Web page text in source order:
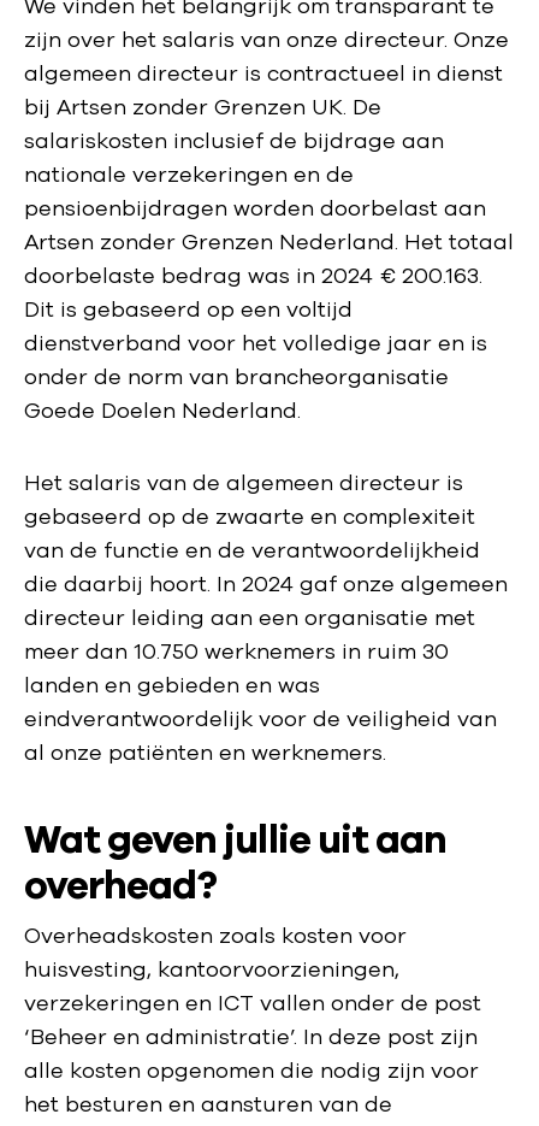
We vinden het belangrijk om transparant te
zijn over het salaris van onze directeur. Onze
algemeen directeur is contractueel in dienst
bij Artsen zonder Grenzen UK. De
salariskosten inclusief de bijdrage aan
nationale verzekeringen en de
pensioenbijdragen worden doorbelast aan
Artsen zonder Grenzen Nederland. Het totaal
doorbelaste bedrag was in 2024 € 200.163.
Dit is gebaseerd op een voltijd
dienstverband voor het volledige jaar en is
onder de norm van brancheorganisatie
Goede Doelen Nederland.
Het salaris van de algemeen directeur is
gebaseerd op de zwaarte en complexiteit
van de functie en de verantwoordelijkheid
die daarbij hoort. In 2024 gaf onze algemeen
directeur leiding aan een organisatie met
meer dan 10.750 werknemers in ruim 30
landen en gebieden en was
eindverantwoordelijk voor de veiligheid van
al onze patiënten en werknemers.
Wat geven jullie uit aan
overhead?
Overheadskosten zoals kosten voor
huisvesting, kantoorvoorzieningen,
verzekeringen en ICT vallen onder de post
‘Beheer en administratie’. In deze post zijn
alle kosten opgenomen die nodig zijn voor
het besturen en aansturen van de